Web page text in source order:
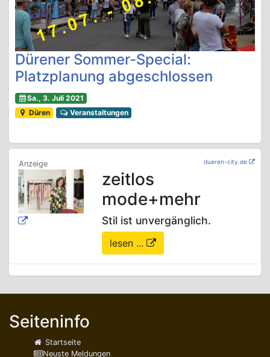
Dürener Sommer-Special:
Platzplanung abgeschlossen
Sa., 3. Juli 2021
Düren
Veranstaltungen
dueren-city.de
zeitlos
mode+mehr
Stil ist unvergänglich.
lesen ...
Seiteninfo
Startseite
Neuste Meldungen